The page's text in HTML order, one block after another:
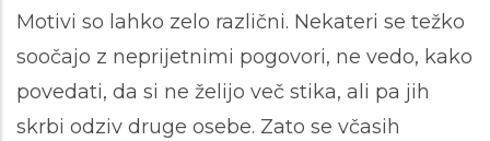
Motivi so lahko zelo različni. Nekateri se težko
soočajo z neprijetnimi pogovori, ne vedo, kako
povedati, da si ne želijo več stika, ali pa jih
skrbi odziv druge osebe. Zato se včasih